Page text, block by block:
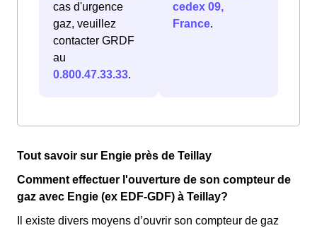
cas d'urgence
gaz, veuillez
contacter GRDF
au
0.800.47.33.33.
cedex 09,
France.
Tout savoir sur Engie près de Teillay
Comment effectuer l'ouverture de son compteur de
gaz avec Engie (ex EDF-GDF) à Teillay?
Il existe divers moyens d’ouvrir son compteur de gaz